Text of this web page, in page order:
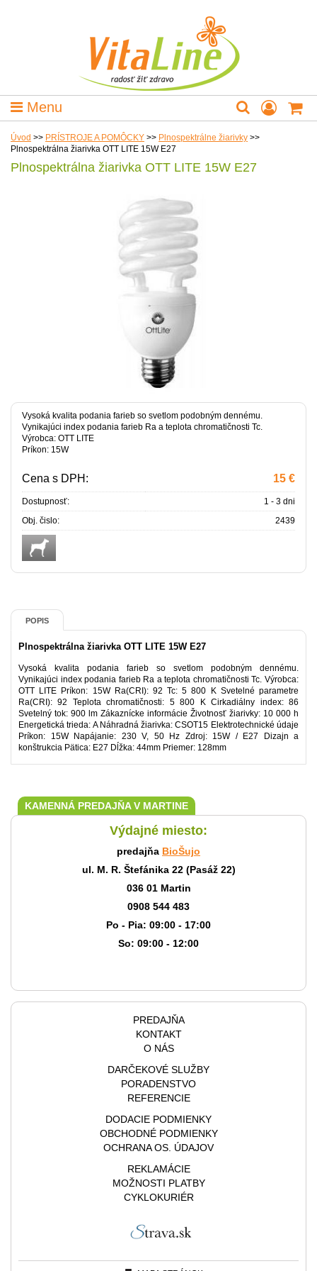
Menu
Úvod >> PRÍSTROJE A POMÔCKY >> Plnospektrálne žiarivky >>
Plnospektrálna žiarivka OTT LITE 15W E27
Plnospektrálna žiarivka OTT LITE 15W E27
Vysoká kvalita podania farieb so svetlom podobným dennému.
Vynikajúci index podania farieb Ra a teplota chromatičnosti Tc.
Výrobca: OTT LITE
Príkon: 15W
Cena s DPH: 15 €
Dostupnosť:
1 - 3 dni
Obj. čislo:
2439
POPIS
Plnospektrálna žiarivka OTT LITE 15W E27
Vysoká kvalita podania farieb so svetlom podobným dennému.
Vynikajúci index podania farieb Ra a teplota chromatičnosti Tc. Výrobca:
OTT LITE Príkon: 15W Ra(CRI): 92 Tc: 5 800 K Svetelné parametre
Ra(CRI): 92 Teplota chromatičnosti: 5 800 K Cirkadiálny index: 86
Svetelný tok: 900 lm Zákaznícke informácie Životnosť žiarivky: 10 000 h
Energetická trieda: A Náhradná žiarivka: CSOT15 Elektrotechnické údaje
Príkon: 15W Napájanie: 230 V, 50 Hz Zdroj: 15W / E27 Dizajn a
konštrukcia Pätica: E27 Dĺžka: 44mm Priemer: 128mm
KAMENNÁ PREDAJŇA V MARTINE
Výdajné miesto:
predajňa BioŠujo
ul. M. R. Štefánika 22 (Pasáž 22)
036 01 Martin
0908 544 483
Po - Pia: 09:00 - 17:00
So: 09:00 - 12:00
PREDAJŇA
KONTAKT
O NÁS
DARČEKOVÉ SLUŽBY
PORADENSTVO
REFERENCIE
DODACIE PODMIENKY
OBCHODNÉ PODMIENKY
OCHRANA OS. ÚDAJOV
REKLAMÁCIE
MOŽNOSTI PLATBY
CYKLOKURIÉR